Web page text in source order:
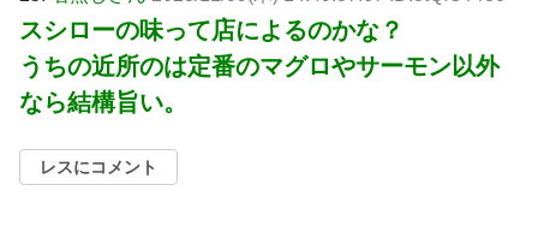
スシローの味って店によるのかな？
うちの近所のは定番のマグロやサーモン以外
なら結構旨い。
レスにコメント